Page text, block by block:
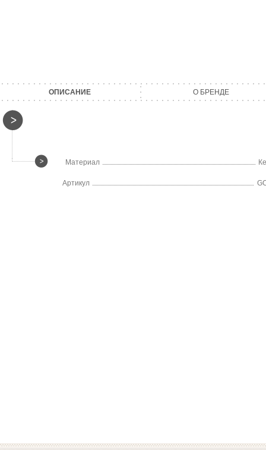
ОПИСАНИЕ О БРЕНДЕ
Материал
Артикул